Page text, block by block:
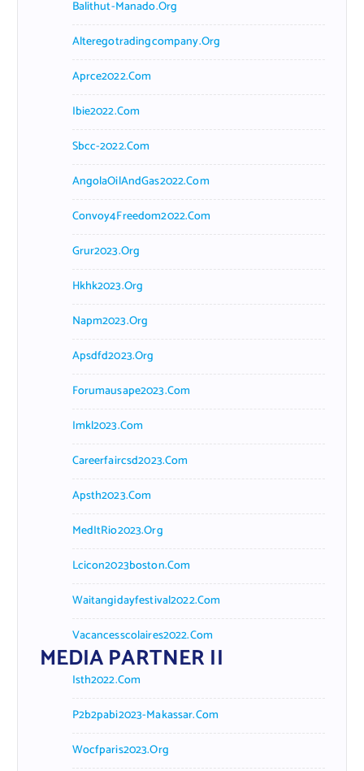
Balithut-Manado.org
Alteregotradingcompany.org
Aprce2022.com
Ibie2022.com
Sbcc-2022.com
AngolaOilAndGas2022.com
Convoy4Freedom2022.com
Grur2023.org
Hkhk2023.org
Napm2023.org
Apsdfd2023.org
Forumausape2023.com
Imkl2023.com
Careerfaircsd2023.com
Apsth2023.com
MedItRio2023.org
Lcicon2023boston.com
Waitangidayfestival2022.com
Vacancesscolaires2022.com
MEDIA PARTNER II
Isth2022.com
P2b2pabi2023-Makassar.com
Wocfparis2023.org